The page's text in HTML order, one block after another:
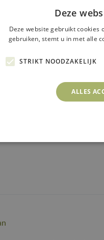
Deze
Deze website gebruikt cookies
gebruiken, stemt u in met alle
STRIKT NOODZAKELIJK
ALLES